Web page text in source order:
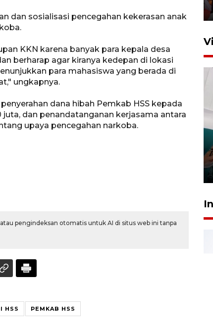
dan sosialisasi pencegahan kekerasan anak
KKN karena banyak para kepala desa
berharap agar kiranya kedepan di lokasi
para mahasiswa yang berada di
ungkapnya.
dana hibah Pemkab HSS kepada
juta, dan penandatanganan kerjasama antara
upaya pencegahan narkoba.
pengindeksan otomatis untuk AI di situs web ini tanpa
HSS PEMKAB HSS
Feature - Kalsel Merangkul